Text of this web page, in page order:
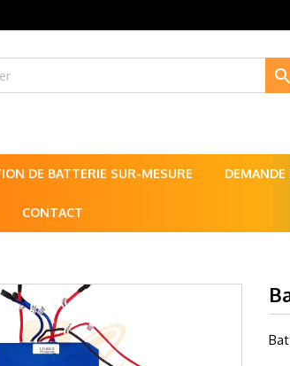

DE BATTERIE SUR-MESURE DEMANDE
CONTACT